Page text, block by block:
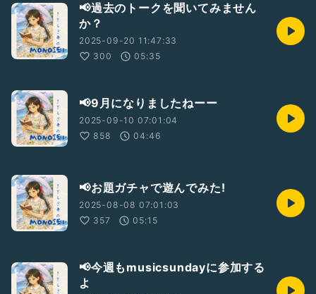
📢過去のトークを聞いてみません
か？
2025-09-20 11:47:33
300
05:35
📢9月になりましたねーー
2025-09-10 07:01:04
858
04:46
📢お題ガチャで遊んでみた!
2025-08-08 07:01:03
357
05:15
📢今週もmusicsundayに参加する
よ